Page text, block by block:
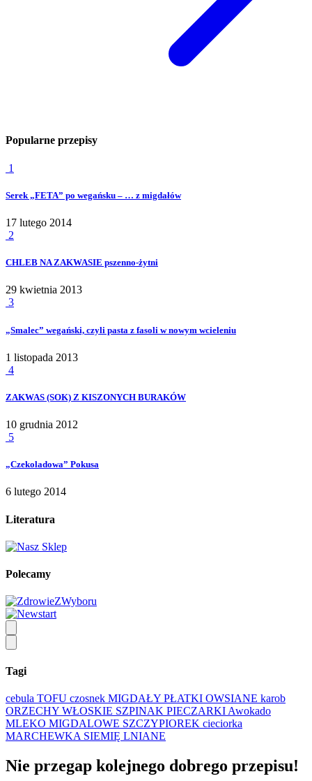
Popularne przepisy
1
Serek „FETA” po wegańsku – … z migdałów
17 lutego 2014
2
CHLEB NA ZAKWASIE pszenno-żytni
29 kwietnia 2013
3
„Smalec” wegański, czyli pasta z fasoli w nowym wcieleniu
1 listopada 2013
4
ZAKWAS (SOK) Z KISZONYCH BURAKÓW
10 grudnia 2012
5
„Czekoladowa” Pokusa
6 lutego 2014
Literatura
Polecamy
Tagi
cebula TOFU czosnek MIGDAŁY PŁATKI OWSIANE karob
ORZECHY WŁOSKIE SZPINAK PIECZARKI Awokado
MLEKO MIGDALOWE SZCZYPIOREK cieciorka
MARCHEWKA SIEMIĘ LNIANE
Nie przegap kolejnego dobrego przepisu!